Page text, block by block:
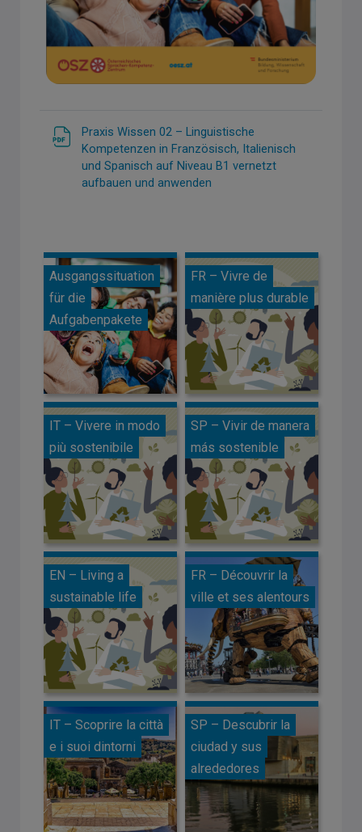
Praxis Wissen 02 – Linguistische
Kompetenzen in Französisch, Italienisch
und Spanisch auf Niveau B1 vernetzt
aufbauen und anwenden
Ausgangssituation
für die
Aufgabenpakete
FR – Vivre de
manière plus durable
IT – Vivere in modo
più sostenibile
SP – Vivir de manera
más sostenible
EN – Living a
sustainable life
FR – Découvrir la
ville et ses alentours
IT – Scoprire la città
e i suoi dintorni
SP – Descubrir la
ciudad y sus
alrededores